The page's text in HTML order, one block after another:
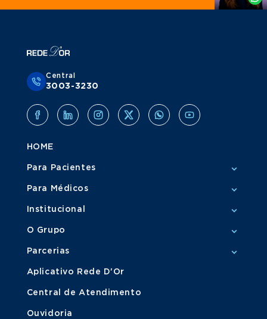
Central
3003-3230
HOME
Para Pacientes
Para Médicos
Institucional
O Grupo
Parcerias
Aplicativo Rede D'Or
Central de Atendimento
Ouvidoria